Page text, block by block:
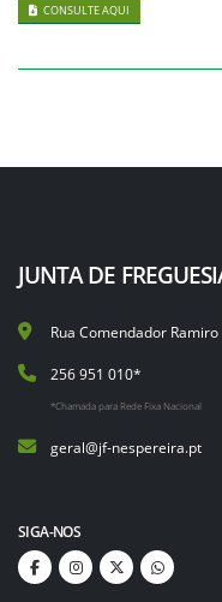
CONSULTE AQUI
JUNTA DE
Rua Comendador
256 951 010*
*Chamada para Rede Fixa Nacional
geral@jf-nespereira.pt
SIGA-NOS